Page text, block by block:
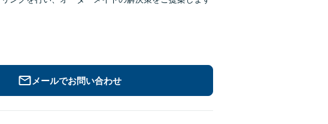
メールでお問い合わせ